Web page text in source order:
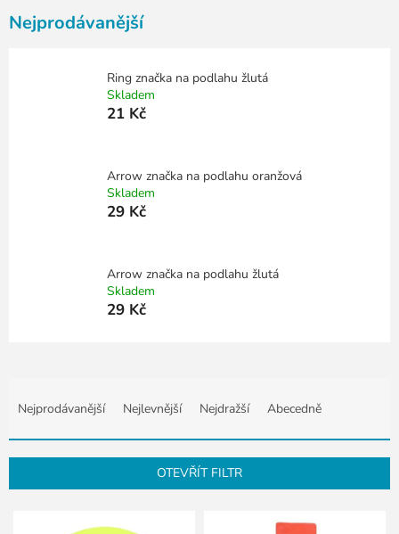
Nejprodávanější
Ring značka na podlahu žlutá
Skladem
21 Kč
Arrow značka na podlahu oranžová
Skladem
29 Kč
Arrow značka na podlahu žlutá
Skladem
29 Kč
e
n
í
Nejprodávanější Nejlevnější Nejdražší Abecedně
OTEVŘÍT FILTR